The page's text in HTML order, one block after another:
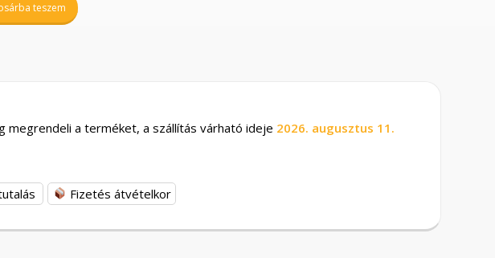
teszem
megrendeli a terméket, a szállítás várható ideje 2026. augusztus 11.
Fizetés átvételkor